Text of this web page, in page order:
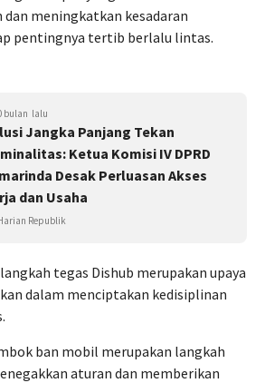
meningkatkan kesadaran
pentingnya tertib berlalu lintas.
bulan lalu
Jangka Panjang Tekan
Ketua Komisi IV DPRD
Desak Perluasan Akses
dan Usaha
Republik
tegas Dishub merupakan upaya
dalam menciptakan kedisiplinan
ban mobil merupakan langkah
aturan dan memberikan